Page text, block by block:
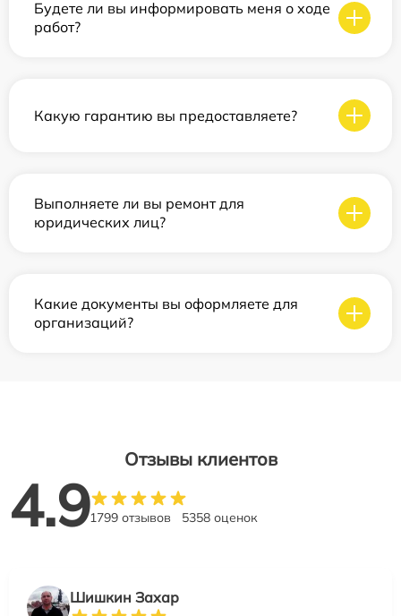
Будете ли вы информировать меня о ходе
работ?
Какую гарантию вы предоставляете?
Выполняете ли вы ремонт для
юридических лиц?
Какие документы вы оформляете для
организаций?
Отзывы клиентов
4.91799 отзывов 5358 оценок
Шишкин Захар